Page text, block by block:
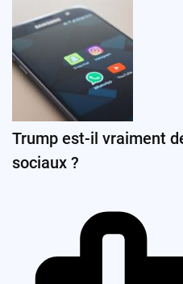
Trump est-il vraiment
sociaux ?